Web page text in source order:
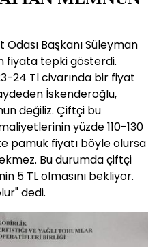
Başkanı Süleyman
fiyata tepki gösterdi.
24 Tl civarında bir fiyat
İskenderoğlu,
değiliz. Çiftçi bu
yüzde 110-130
pamuk fiyatı böyle olursa
Bu durumda çiftçi
5 TL olmasını bekliyor.
dedi.